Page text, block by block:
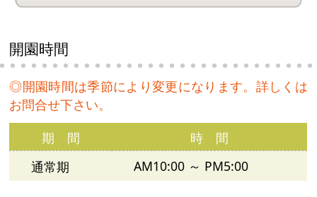
開園時間
◎開園時間は季節により変更になります。詳しくは
お問合せ下さい。
期 間
時 間
通常期
AM10:00 ～ PM5:00